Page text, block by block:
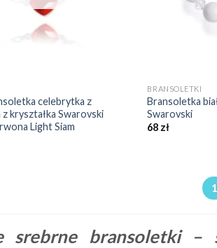
celebrytka z
kryształka Swarovski
Light Siam
BRANSOLETKI
Bransoletka
Swarovski
68 zł
1
srebrne bransoletki –